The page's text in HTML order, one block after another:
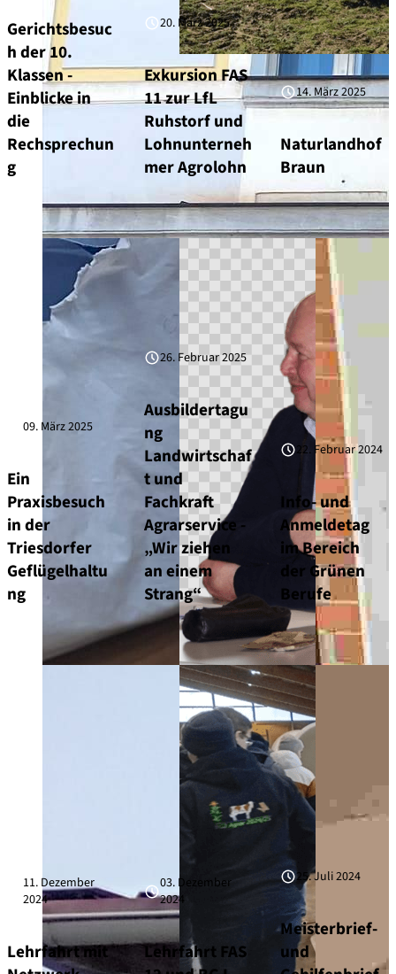
Gerichtsbesuc
h der 10.
Klassen -
Einblicke in
die
Rechsprechun
g
20. März 2025
Exkursion FAS
11 zur LfL
Ruhstorf und
Lohnunterneh
mer Agrolohn
14. März 2025
Naturlandhof
Braun
09. März 2025
Ein
Praxisbesuch
in der
Triesdorfer
Geflügelhaltu
ng
26. Februar 2025
Ausbildertagu
ng
Landwirtschaf
t und
Fachkraft
Agrarservice -
„Wir ziehen
an einem
Strang“
22. Februar 2024
Info- und
Anmeldetag
im Bereich
der Grünen
Berufe
11. Dezember
2024
Lehrfahrt mit
03. Dezember
2024
Lehrfahrt FAS
25. Juli 2024
Meisterbrief-
und